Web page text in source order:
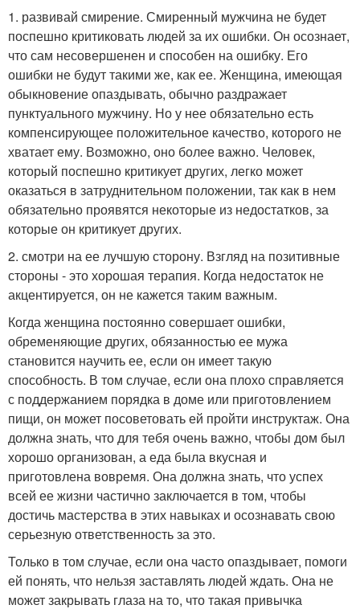
1. развивай смирение. Смиренный мужчина не будет
поспешно критиковать людей за их ошибки. Он осознает,
что сам несовершенен и способен на ошибку. Его
ошибки не будут такими же, как ее. Женщина, имеющая
обыкновение опаздывать, обычно раздражает
пунктуального мужчину. Но у нее обязательно есть
компенсирующее положительное качество, которого не
хватает ему. Возможно, оно более важно. Человек,
который поспешно критикует других, легко может
оказаться в затруднительном положении, так как в нем
обязательно проявятся некоторые из недостатков, за
которые он критикует других.
2. смотри на ее лучшую сторону. Взгляд на позитивные
стороны - это хорошая терапия. Когда недостаток не
акцентируется, он не кажется таким важным.
Когда женщина постоянно совершает ошибки,
обременяющие других, обязанностью ее мужа
становится научить ее, если он имеет такую
способность. В том случае, если она плохо справляется
с поддержанием порядка в доме или приготовлением
пищи, он может посоветовать ей пройти инструктаж. Она
должна знать, что для тебя очень важно, чтобы дом был
хорошо организован, а еда была вкусная и
приготовлена вовремя. Она должна знать, что успех
всей ее жизни частично заключается в том, чтобы
достичь мастерства в этих навыках и осознавать свою
серьезную ответственность за это.
Только в том случае, если она часто опаздывает, помоги
ей понять, что нельзя заставлять людей ждать. Она не
может закрывать глаза на то, что такая привычка